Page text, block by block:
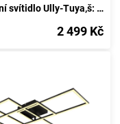
Stropní svítidlo Ully-Tuya,š: Ca 48,5cm, Akryl
2 499 Kč